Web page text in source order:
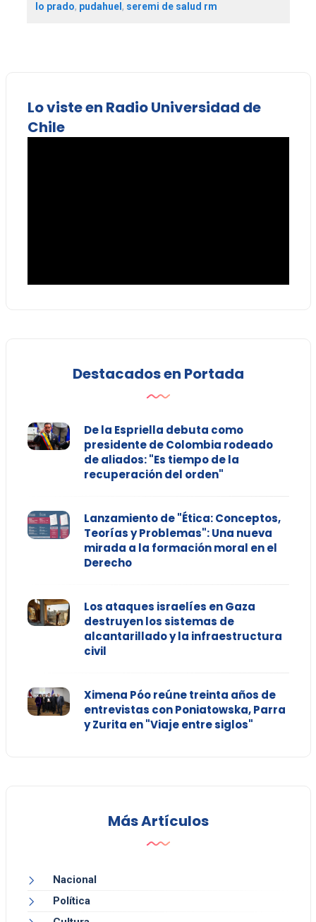
lo prado, pudahuel , seremi de salud rm
Lo viste en Radio Universidad de
Chile
Destacados en Portada
De la Espriella debuta como
presidente de Colombia rodeado
de aliados: "Es tiempo de la
recuperación del orden"
Lanzamiento de "Ética: Conceptos,
Teorías y Problemas": Una nueva
mirada a la formación moral en el
Derecho
Los ataques israelíes en Gaza
destruyen los sistemas de
alcantarillado y la infraestructura
civil
Ximena Póo reúne treinta años de
entrevistas con Poniatowska, Parra
y Zurita en "Viaje entre siglos"
Más Artículos
Nacional
Política